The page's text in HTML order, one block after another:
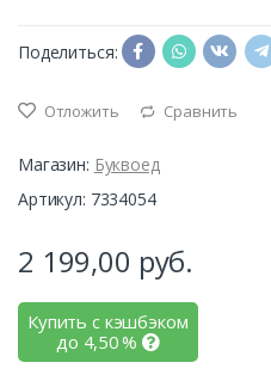
Поделиться:
Отложить Сравнить
Магазин: Буквоед
Артикул: 7334054
2 199,00 руб.
Купить с кэшбэком
до 4,50%